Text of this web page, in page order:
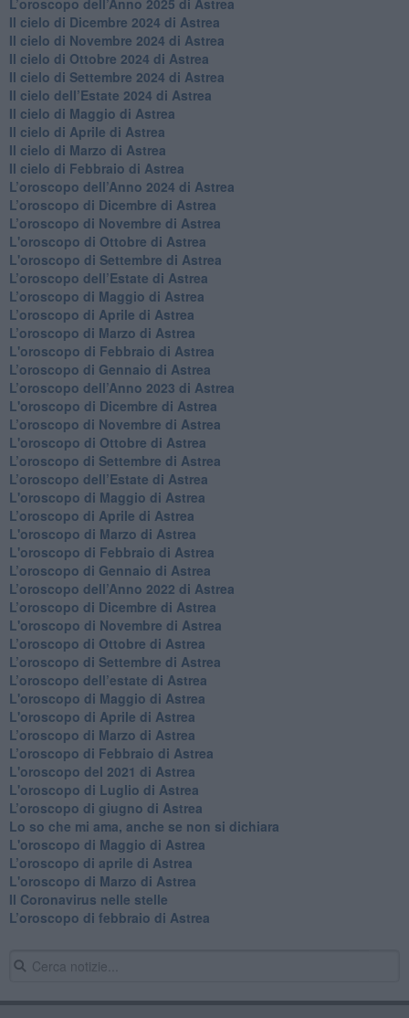
​L’oroscopo dell’Anno 2025 di Astrea
​Il cielo di Dicembre 2024 di Astrea
Il cielo di Novembre 2024 di Astrea
​Il cielo di Ottobre 2024 di Astrea
​Il cielo di Settembre 2024 di Astrea
Il cielo dell’Estate 2024 di Astrea
Il cielo di Maggio di Astrea
Il cielo di Aprile di Astrea
​Il cielo di Marzo di Astrea
​Il cielo di Febbraio di Astrea
​L’oroscopo dell’Anno 2024 di Astrea
​L’oroscopo di Dicembre di Astrea
​L’oroscopo di Novembre di Astrea
L'oroscopo di Ottobre di Astrea
L'oroscopo di Settembre di Astrea
L’oroscopo dell’Estate di Astrea
​L’oroscopo di Maggio di Astrea
​L’oroscopo di Aprile di Astrea
L’oroscopo di Marzo di Astrea
L'oroscopo di Febbraio di Astrea
​L’oroscopo di Gennaio di Astrea
​L’oroscopo dell’Anno 2023 di Astrea
L'oroscopo di Dicembre di Astrea
L’oroscopo di Novembre di Astrea
L'oroscopo di Ottobre di Astrea
​L’oroscopo di Settembre di Astrea
​L’oroscopo dell’Estate di Astrea
L'oroscopo di Maggio di Astrea
​L’oroscopo di Aprile di Astrea
L'oroscopo di Marzo di Astrea
L'oroscopo di Febbraio di Astrea
​L’oroscopo di Gennaio di Astrea
​L’oroscopo dell’Anno 2022 di Astrea
​L’oroscopo di Dicembre di Astrea
L'oroscopo di Novembre di Astrea
​L’oroscopo di Ottobre di Astrea
​L’oroscopo di Settembre di Astrea
L’oroscopo dell’estate di Astrea
L'oroscopo di Maggio di Astrea
L'oroscopo di Aprile di Astrea
​L’oroscopo di Marzo di Astrea
​L’oroscopo di Febbraio di Astrea
L'oroscopo del 2021 di Astrea
L'oroscopo di Luglio di Astrea
​L’oroscopo di giugno di Astrea
​Lo so che mi ama, anche se non si dichiara
L'oroscopo di Maggio di Astrea
​L’oroscopo di aprile di Astrea
L'oroscopo di Marzo di Astrea
Il Coronavirus nelle stelle
​L’oroscopo di febbraio di Astrea